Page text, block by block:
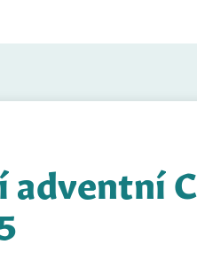
adventní C